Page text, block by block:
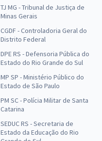
TJ MG - Tribunal de Justiça de
Minas Gerais
CGDF - Controladoria Geral do
Distrito Federal
DPE RS - Defensoria Pública do
Estado do Rio Grande do Sul
MP SP - Ministério Público do
Estado de São Paulo
PM SC - Polícia Militar de Santa
Catarina
SEDUC RS - Secretaria de
Estado da Educação do Rio